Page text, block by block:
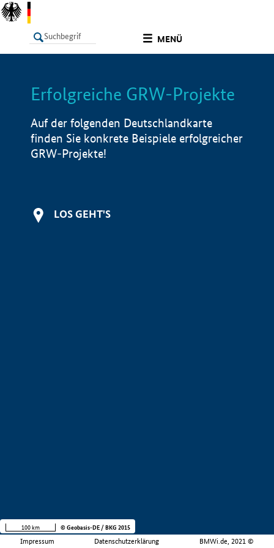
MENÜ
LISTE Info
Erfolgreiche GRW-Projekte
Auf der folgenden Deutschlandkarte
finden Sie konkrete Beispiele erfolgreicher
GRW-Projekte!
LOS GEHT'S
Impressum Datenschutzerklärung BMWi.de, 2021 ©
100 km © Geobasis-DE / BKG 2015